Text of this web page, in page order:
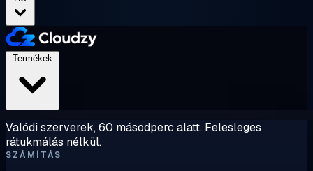
Valódi szerverek, 60 másodperc alatt. Felesleges
rátukmálás nélkül.
SZÁMÍTÁS